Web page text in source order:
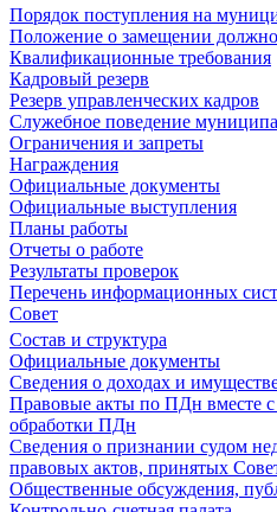
Порядок поступления на
Положение о замещении
Квалификационные требования
Кадровый резерв
Резерв управленческих кадров
Служебное поведение
Ограничения и запреты
Награждения
Официальные документы
Официальные выступления
Планы работы
Отчеты о работе
Результаты проверок
Перечень информационных
Совет
Состав и структура
Официальные документы
Сведения о доходах и
Правовые акты по ПДн вместе
обработки ПДн
Сведения о признании судом
правовых актов, принятых
Общественные обсуждения,